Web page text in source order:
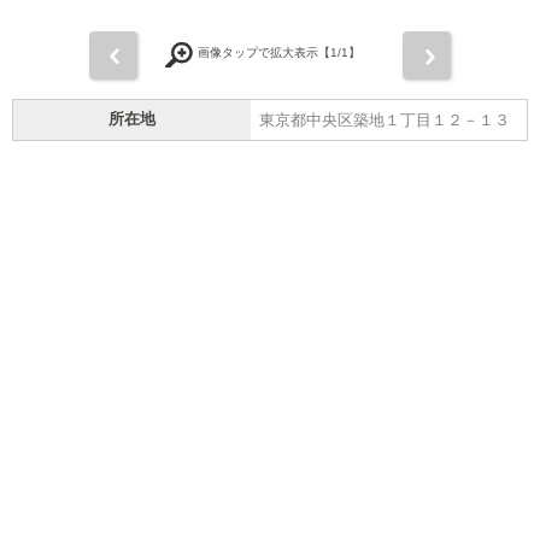
画像タップで拡大表示【1/1】
所在地 東京都中央区築地１丁目１２－１３